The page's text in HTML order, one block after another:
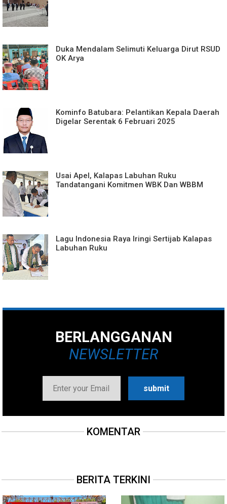
Duka Mendalam Selimuti Keluarga Dirut RSUD
OK Arya
Kominfo Batubara: Pelantikan Kepala Daerah
Digelar Serentak 6 Februari 2025
Usai Apel, Kalapas Labuhan Ruku
Tandatangani Komitmen WBK Dan WBBM
Lagu Indonesia Raya Iringi Sertijab Kalapas
Labuhan Ruku
BERLANGGANAN
NEWSLETTER
KOMENTAR
BERITA TERKINI